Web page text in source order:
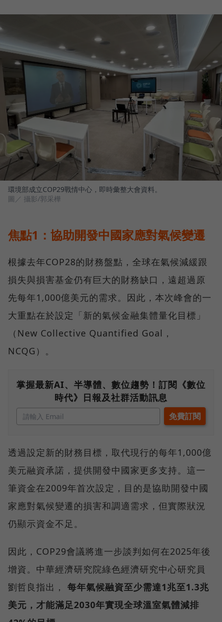
環境部成立COP29戰情中心，即時彙整大會資料。
圖／ 攝影/郭采樺
焦點1：協助開發中國家應對氣候變遷
根據去年COP28的財務盤點，全球在氣候減緩跟
損失與損害基金仍有巨大的財務缺口，遠超過原
先每年1,000億美元的需求。因此，本次峰會的一
大重點在於設定「新的氣候金融集體量化目標」
（New Collective Quantified Goal，
NCQG）。
掌握最新AI、半導體、數位趨勢！訂閱《數位
時代》日報及社群活動訊息
透過設定新的財務目標，取代現行的每年1,000億
美元融資承諾，提供開發中國家更多支持。這一
筆資金在2009年首次設定，目的是協助開發中國
家應對氣候變遷的損害和調適需求，但實際狀況
仍顯示資金不足。
因此，COP29會議將進一步談判如何在2025年後
增資。中華經濟研究院綠色經濟研究中心研究員
劉哲良指出， 每年氣候融資至少需達1兆至1.3兆
美元，才能滿足2030年實現全球溫室氣體減排